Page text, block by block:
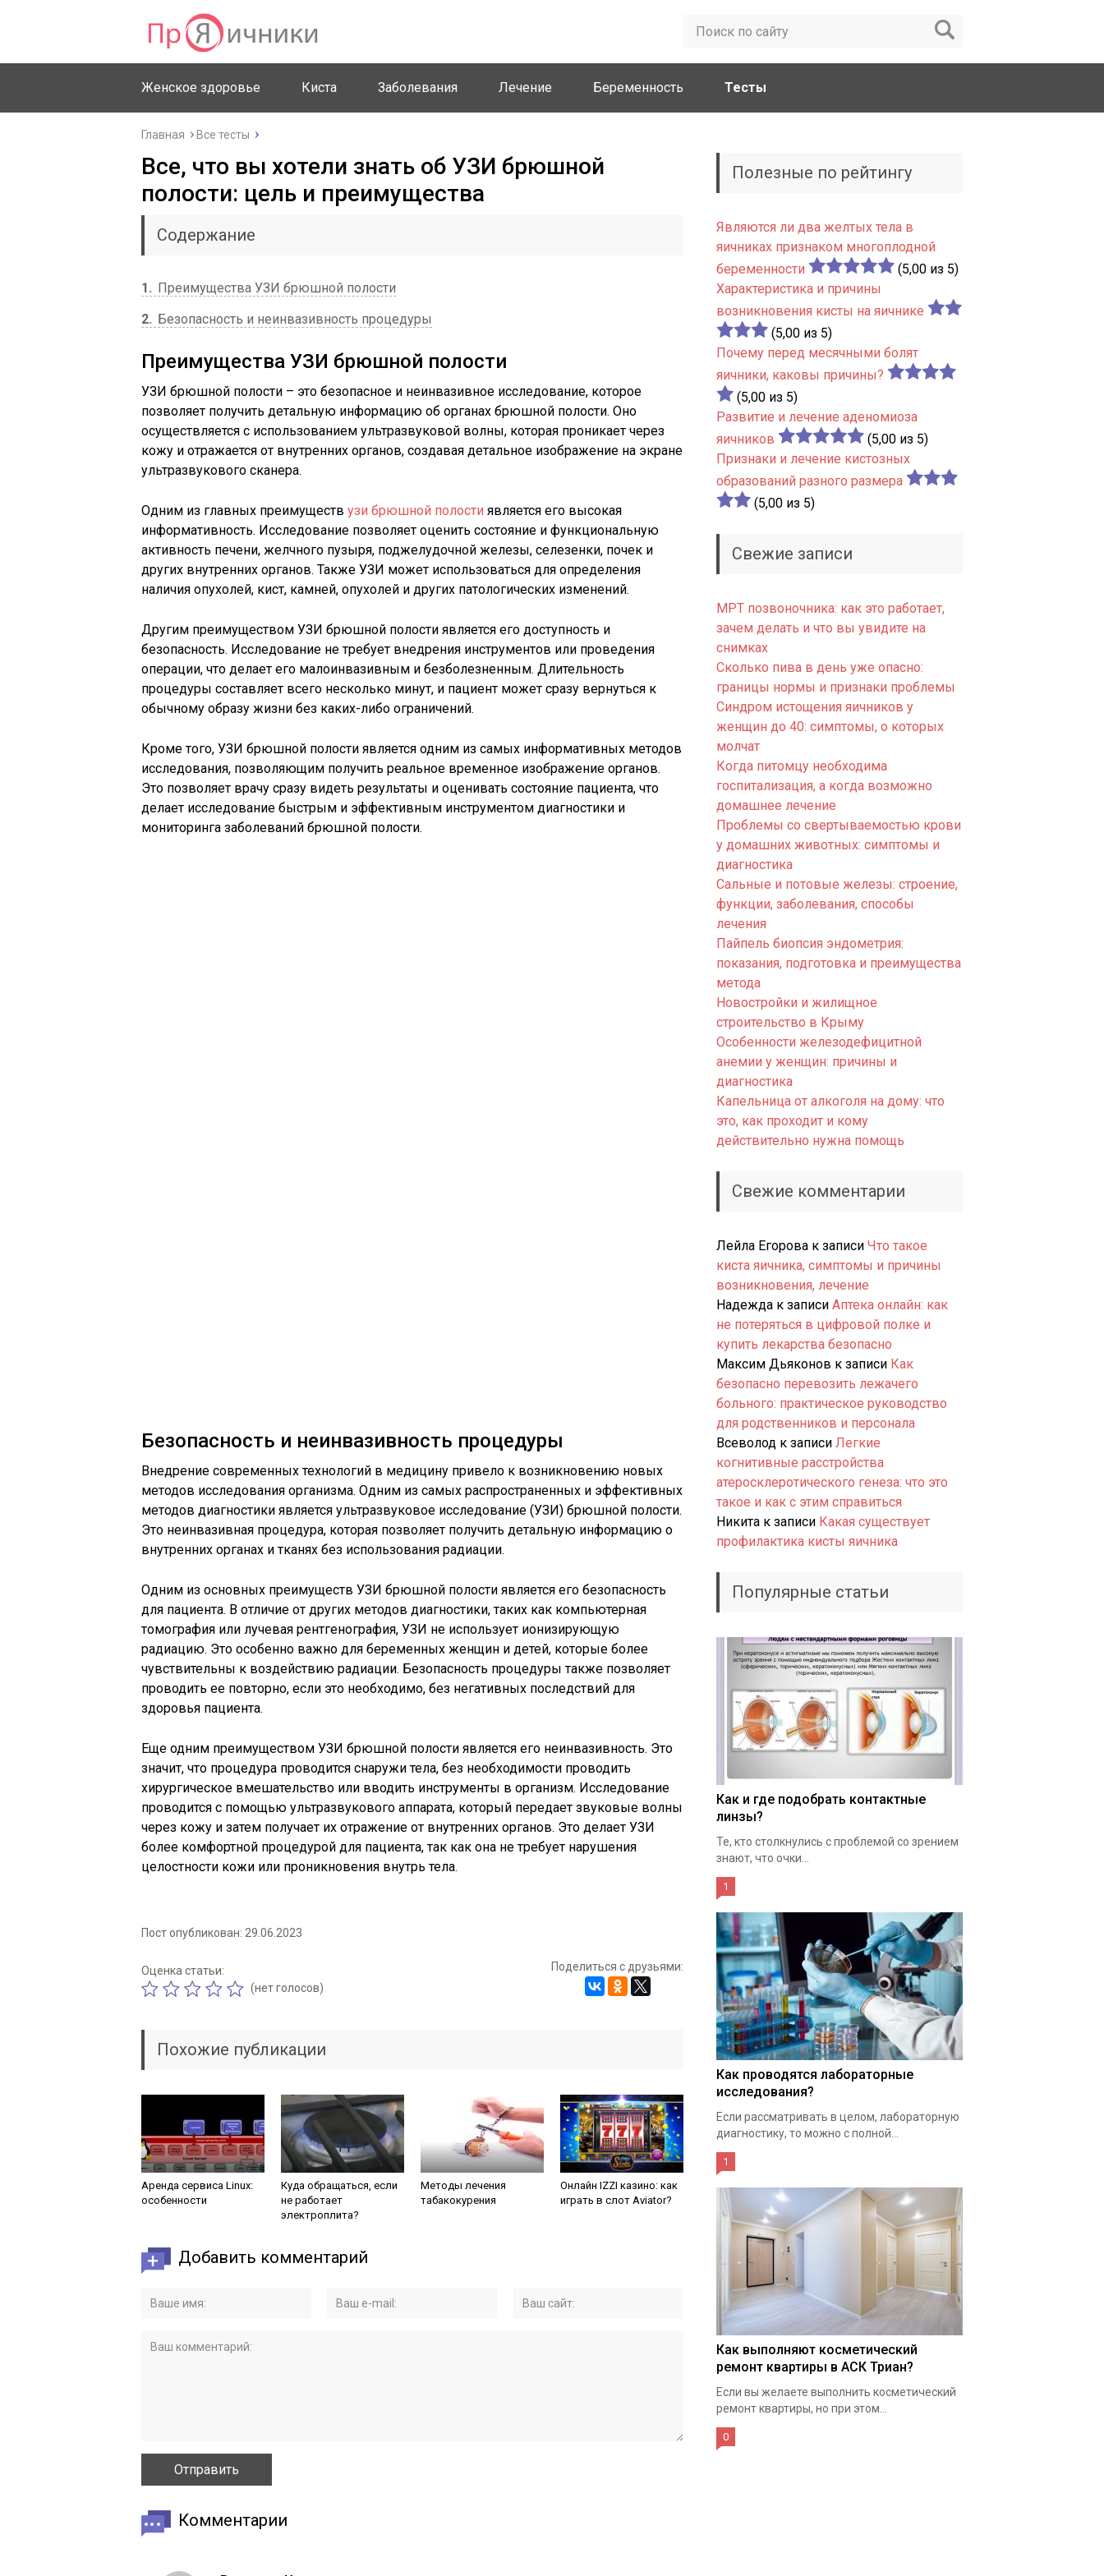
Женское здоровье Киста Заболевания Лечение Беременность Тесты
Главная Все тесты
Все, что вы хотели знать об УЗИ брюшной
полости: цель и преимущества
Содержание
1
Преимущества УЗИ брюшной полости
2
Безопасность и неинвазивность процедуры
Преимущества УЗИ брюшной полости
УЗИ брюшной полости – это безопасное и неинвазивное исследование, которое
позволяет получить детальную информацию об органах брюшной полости. Оно
осуществляется с использованием ультразвуковой волны, которая проникает через
кожу и отражается от внутренних органов, создавая детальное изображение на экране
ультразвукового сканера.
Одним из главных преимуществ узи брюшной полости является его высокая
информативность. Исследование позволяет оценить состояние и функциональную
активность печени, желчного пузыря, поджелудочной железы, селезенки, почек и
других внутренних органов. Также УЗИ может использоваться для определения
наличия опухолей, кист, камней, опухолей и других патологических изменений.
Другим преимуществом УЗИ брюшной полости является его доступность и
безопасность. Исследование не требует внедрения инструментов или проведения
операции, что делает его малоинвазивным и безболезненным. Длительность
процедуры составляет всего несколько минут, и пациент может сразу вернуться к
обычному образу жизни без каких-либо ограничений.
Кроме того, УЗИ брюшной полости является одним из самых информативных методов
исследования, позволяющим получить реальное временное изображение органов.
Это позволяет врачу сразу видеть результаты и оценивать состояние пациента, что
делает исследование быстрым и эффективным инструментом диагностики и
мониторинга заболеваний брюшной полости.
Безопасность и неинвазивность процедуры
Внедрение современных технологий в медицину привело к возникновению новых
методов исследования организма. Одним из самых распространенных и эффективных
методов диагностики является ультразвуковое исследование (УЗИ) брюшной полости.
Это неинвазивная процедура, которая позволяет получить детальную информацию о
внутренних органах и тканях без использования радиации.
Одним из основных преимуществ УЗИ брюшной полости является его безопасность
для пациента. В отличие от других методов диагностики, таких как компьютерная
томография или лучевая рентгенография, УЗИ не использует ионизирующую
радиацию. Это особенно важно для беременных женщин и детей, которые более
чувствительны к воздействию радиации. Безопасность процедуры также позволяет
проводить ее повторно, если это необходимо, без негативных последствий для
здоровья пациента.
Еще одним преимуществом УЗИ брюшной полости является его неинвазивность. Это
значит, что процедура проводится снаружи тела, без необходимости проводить
хирургическое вмешательство или вводить инструменты в организм. Исследование
проводится с помощью ультразвукового аппарата, который передает звуковые волны
через кожу и затем получает их отражение от внутренних органов. Это делает УЗИ
более комфортной процедурой для пациента, так как она не требует нарушения
целостности кожи или проникновения внутрь тела.
Пост опубликован: 29.06.2023
Оценка статьи:
(нет голосов)
Поделиться с друзьями:
Похожие публикации
Аренда сервиса Linux:
особенности
Куда обращаться, если
не работает
электроплита?
Методы лечения
табакокурения
Онлайн IZZI казино: как
играть в слот Aviator?
Добавить комментарий
Комментарии
Полезные по рейтингу
Являются ли два желтых тела в
яичниках признаком многоплодной
беременности
(5,00 из 5)
Характеристика и причины
возникновения кисты на яичнике
(5,00 из 5)
Почему перед месячными болят
яичники, каковы причины?
(5,00 из 5)
Развитие и лечение аденомиоза
яичников
(5,00 из 5)
Признаки и лечение кистозных
образований разного размера
(5,00 из 5)
Свежие записи
МРТ позвоночника: как это работает,
зачем делать и что вы увидите на
снимках
Сколько пива в день уже опасно:
границы нормы и признаки проблемы
Синдром истощения яичников у
женщин до 40: симптомы, о которых
молчат
Когда питомцу необходима
госпитализация, а когда возможно
домашнее лечение
Проблемы со свертываемостью крови
у домашних животных: симптомы и
диагностика
Сальные и потовые железы: строение,
функции, заболевания, способы
лечения
Пайпель биопсия эндометрия:
показания, подготовка и преимущества
метода
Новостройки и жилищное
строительство в Крыму
Особенности железодефицитной
анемии у женщин: причины и
диагностика
Капельница от алкоголя на дому: что
это, как проходит и кому
действительно нужна помощь
Свежие комментарии
Лейла Егорова к записи Что такое
киста яичника, симптомы и причины
возникновения, лечение
Надежда к записи Аптека онлайн: как
не потеряться в цифровой полке и
купить лекарства безопасно
Максим Дьяконов к записи Как
безопасно перевозить лежачего
больного: практическое руководство
для родственников и персонала
Всеволод к записи Легкие
когнитивные расстройства
атеросклеротического генеза: что это
такое и как с этим справиться
Никита к записи Какая существует
профилактика кисты яичника
Популярные статьи
Как и где подобрать контактные
линзы?
Те, кто столкнулись с проблемой со зрением
знают, что очки...
1
Как проводятся лабораторные
исследования?
Если рассматривать в целом, лабораторную
диагностику, то можно с полной...
1
Как выполняют косметический
ремонт квартиры в АСК Триан?
Если вы желаете выполнить косметический
ремонт квартиры, но при этом...
0